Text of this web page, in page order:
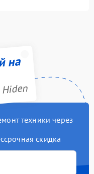
на
техники через
скидка